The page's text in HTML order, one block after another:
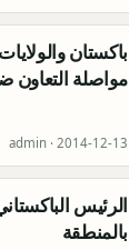
باكستان
مواصلة التعاون
admin · 2014-12-13
الرئيس
بالمنطقة